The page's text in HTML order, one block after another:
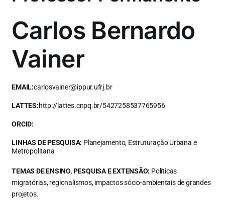
Carlos Bernardo
Vainer
EMAIL:carlosvainer@ippur.ufrj.br
LATTES:http://lattes.cnpq.br/5427258537765956
ORCID:
LINHAS DE PESQUISA: Planejamento, Estruturação Urbana e
Metropolitana
TEMAS DE ENSINO, PESQUISA E EXTENSÃO: Políticas
migratórias, regionalismos, impactos sócio-ambientais de grandes
projetos.